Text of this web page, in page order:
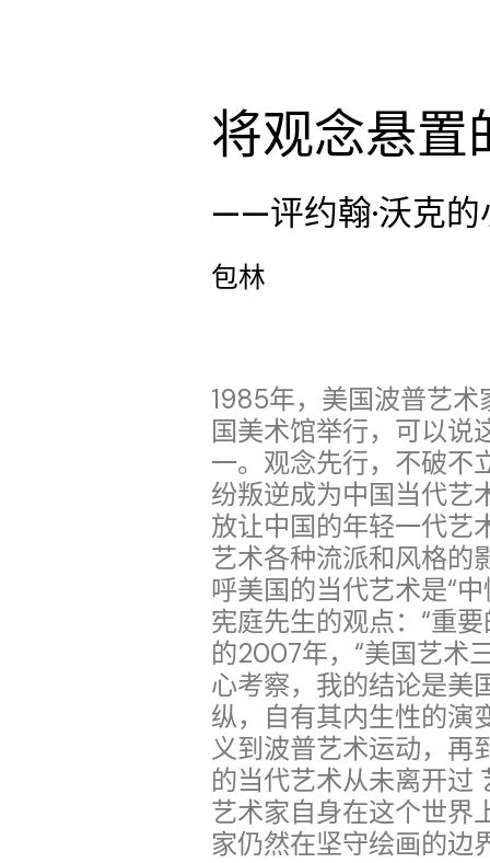
将观念悬置
——评约翰·沃克
包林
1985年，美国波普艺术
国美术馆举行，可以说
一。观念先行，不破不
纷叛逆成为中国当代艺
放让中国的年轻一代艺
艺术各种流派和风格的
呼美国的当代艺术是“
宪庭先生的观点：“重
的2007年，“美国艺术
心考察，我的结论是美
纵，自有其内生性的演
义到波普艺术运动，再
的当代艺术从未离开过
艺术家自身在这个世界
家仍然在坚守绘画的边